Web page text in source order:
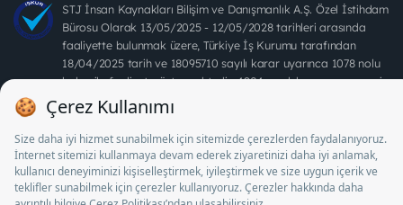
STJ İnsan Kaynakları Bilişim ve Danışmanlık A.Ş. Özel İstihdam
Bürosu Olarak 13/05/2025 - 12/05/2028 tarihleri arasında
faaliyette bulunmak üzere, Türkiye İş Kurumu tarafından
18/04/2025 tarih ve 18095710 sayılı karar uyarınca 1078 nolu
belge ile faaliyet göstermektedir. 4904 sayılı kanun uyarınca iş
arayanlardan ücret alınması yasaktır.